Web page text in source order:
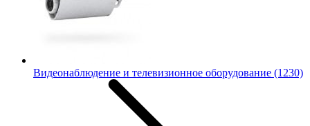
Видеонаблюдение и телевизионное оборудование (1230)